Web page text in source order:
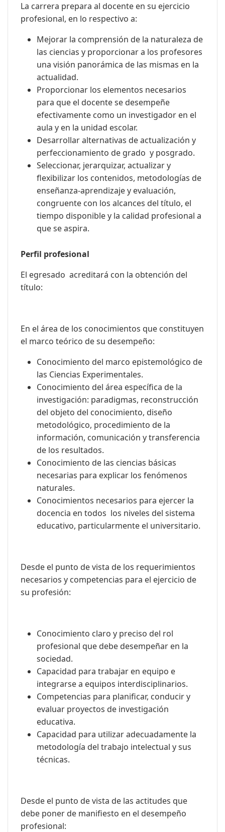
La carrera prepara al docente en su ejercicio
profesional, en lo respectivo a:
Mejorar la comprensión de la naturaleza de
las ciencias y proporcionar a los profesores
una visión panorámica de las mismas en la
actualidad.
Proporcionar los elementos necesarios
para que el docente se desempeñe
efectivamente como un investigador en el
aula y en la unidad escolar.
Desarrollar alternativas de actualización y
perfeccionamiento de grado y posgrado.
Seleccionar, jerarquizar, actualizar y
flexibilizar los contenidos, metodologías de
enseñanza-aprendizaje y evaluación,
congruente con los alcances del título, el
tiempo disponible y la calidad profesional a
que se aspira.
Perfil profesional
El egresado acreditará con la obtención del
título:
En el área de los conocimientos que constituyen
el marco teórico de su desempeño:
Conocimiento del marco epistemológico de
las Ciencias Experimentales.
Conocimiento del área específica de la
investigación: paradigmas, reconstrucción
del objeto del conocimiento, diseño
metodológico, procedimiento de la
información, comunicación y transferencia
de los resultados.
Conocimiento de las ciencias básicas
necesarias para explicar los fenómenos
naturales.
Conocimientos necesarios para ejercer la
docencia en todos los niveles del sistema
educativo, particularmente el universitario.
Desde el punto de vista de los requerimientos
necesarios y competencias para el ejercicio de
su profesión:
Conocimiento claro y preciso del rol
profesional que debe desempeñar en la
sociedad.
Capacidad para trabajar en equipo e
integrarse a equipos interdisciplinarios.
Competencias para planificar, conducir y
evaluar proyectos de investigación
educativa.
Capacidad para utilizar adecuadamente la
metodología del trabajo intelectual y sus
técnicas.
Desde el punto de vista de las actitudes que
debe poner de manifiesto en el desempeño
profesional: